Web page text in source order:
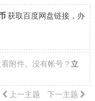
获取百度网盘链接，办
附件。没有帐号？ 立
下一主题
上一主题